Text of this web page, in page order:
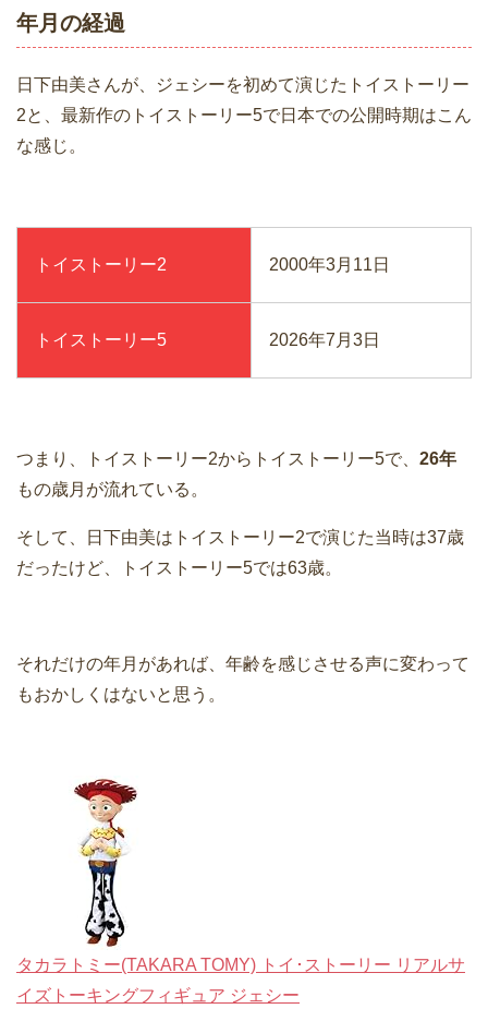
年月の経過
日下由美さんが、ジェシーを初めて演じたトイストーリー
2と、最新作のトイストーリー5で日本での公開時期はこん
な感じ。
トイストーリー2 2000年3月11日
トイストーリー5 2026年7月3日
つまり、トイストーリー2からトイストーリー5で、 26年
もの歳月が流れている。
そして、日下由美はトイストーリー2で演じた当時は37歳
だったけど、トイストーリー5では63歳。
それだけの年月があれば、年齢を感じさせる声に変わって
もおかしくはないと思う。
タカラトミー(TAKARA TOMY) トイ･ストーリー リアルサ
イズトーキングフィギュア ジェシー